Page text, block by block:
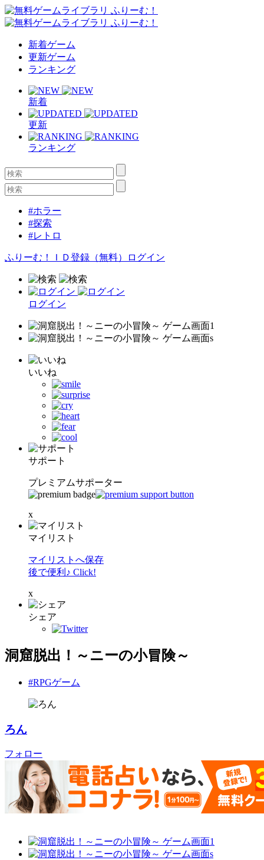
新着ゲーム
更新ゲーム
ランキング
新着
更新
ランキング
#ホラー
#探索
#レトロ
ふりーむ！ＩＤ登録（無料） ログイン
ログイン
いいね
サポート
プレミアムサポーター
x
マイリスト
マイリストへ保存
後で便利♪ Click!
x
シェア
洞窟脱出！～ニーの小冒険～
#RPGゲーム
ろん
フォロー